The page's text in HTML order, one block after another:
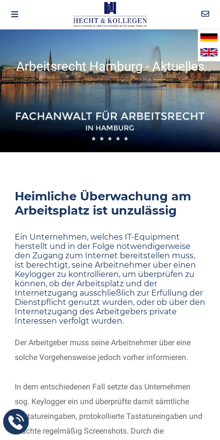
Arbeitsrecht Hamburg - Aktuelles
Heimliche Überwachung am
Arbeitsplatz ist unzulässig
Ein Unternehmen, welches IT-Equipment
herstellt und in der Folge notwendigerweise
den Zugang zum Internet bereitstellen muss,
ist berechtigt, seine Arbeitnehmer über einen
Keylogger zu kontrollieren, um überprüfen zu
können, ob der Arbeitsplatz und der
Internetzugang ausschließlich zur Erfüllung der
Dienstpflicht genutzt wurden, oder ob über den
Internetzugang des Arbeitgebers private
Interessen verfolgt wurden.
Der Arbeitgeber muss seine Arbeitnehmer über eine
solche Vorgehensweise jedoch vorher informieren.
In dem entschiedenen Fall setzte das Unternehmen
sog. Keylogger ein und überprüfte damit sämtliche
Tastatureingaben, protokollierte Tastatureingaben und
machte regelmäßig Screenshots. Durch die